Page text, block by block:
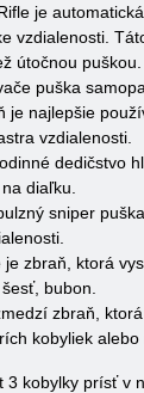
je
vzdialenosti.
útočnou puškou.
puška
je najlepšie
vzdialenosti.
dedičstvo
diaľku.
sniper
je zbraň, ktorá
bubon.
zbraň,
kobyliek alebo
3 kobylky prísť v